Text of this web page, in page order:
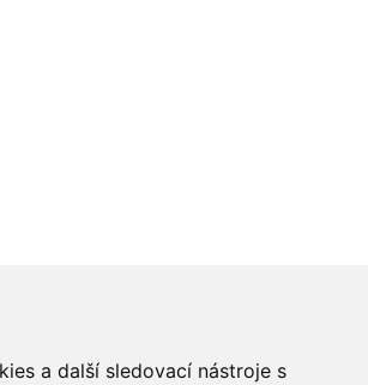
a další sledovací nástroje s